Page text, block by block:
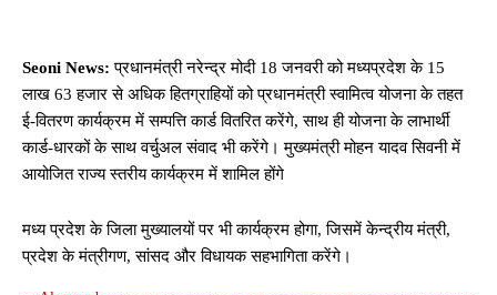
Seoni News:प्रधानमंत्री नरेन्द्र मोदी 18 जनवरी को मध्यप्रदेश के 15
लाख 63 हजार से अधिक हितग्राहियों को प्रधानमंत्री स्वामित्व योजना के तहत
ई-वितरण कार्यक्रम में सम्पत्ति कार्ड वितरित करेंगे, साथ ही योजना के लाभार्थी
कार्ड-धारकों के साथ वर्चुअल संवाद भी करेंगे। मुख्यमंत्री मोहन यादव सिवनी में
आयोजित राज्य स्तरीय कार्यक्रम में शामिल होंगे
मध्य प्रदेश के जिला मुख्यालयों पर भी कार्यक्रम होगा, जिसमें केन्द्रीय मंत्री,
प्रदेश के मंत्रीगण, सांसद और विधायक सहभागिता करेंगे।